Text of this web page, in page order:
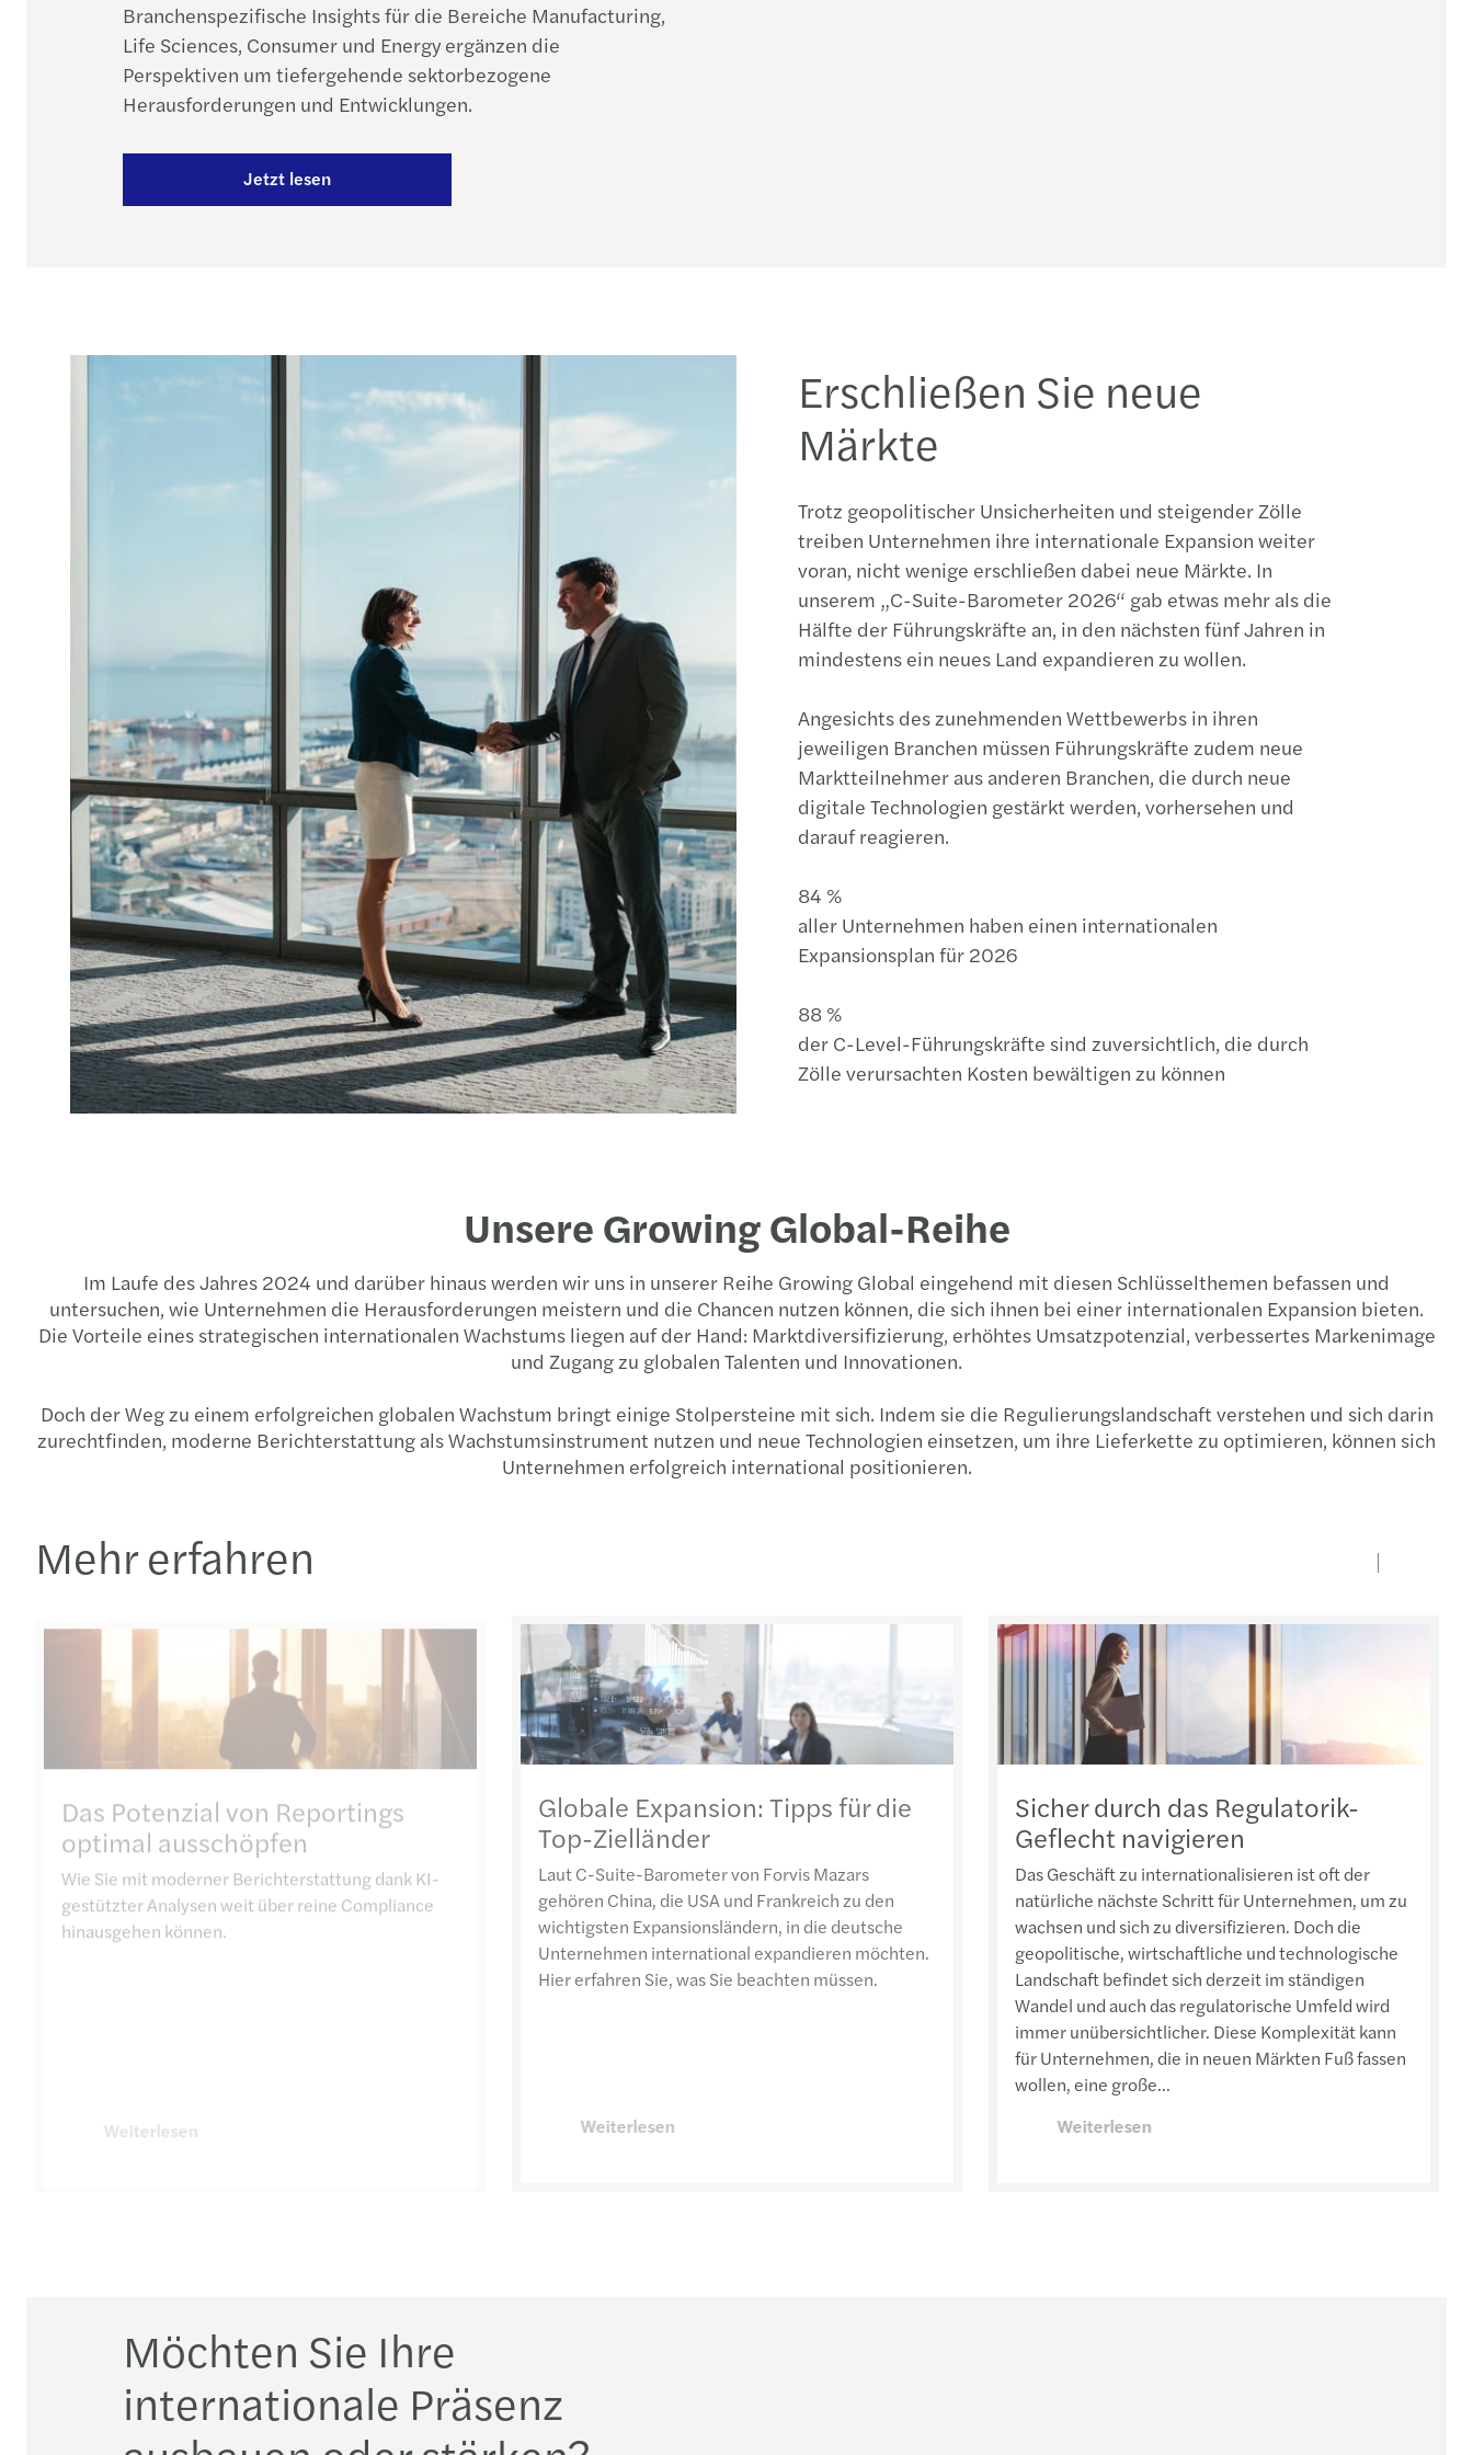
Branchenspezifische Insights für die Bereiche Manufacturing,
Life Sciences, Consumer und Energy ergänzen die
Perspektiven um tiefergehende sektorbezogene
Herausforderungen und Entwicklungen.
Jetzt lesen
Erschließen Sie neue
Märkte
Trotz geopolitischer Unsicherheiten und steigender Zölle
treiben Unternehmen ihre internationale Expansion weiter
voran, nicht wenige erschließen dabei neue Märkte. In
unserem „C-Suite-Barometer 2026“ gab etwas mehr als die
Hälfte der Führungskräfte an, in den nächsten fünf Jahren in
mindestens ein neues Land expandieren zu wollen.
Angesichts des zunehmenden Wettbewerbs in ihren
jeweiligen Branchen müssen Führungskräfte zudem neue
Marktteilnehmer aus anderen Branchen, die durch neue
digitale Technologien gestärkt werden, vorhersehen und
darauf reagieren.
84 %
aller Unternehmen haben einen internationalen
Expansionsplan für 2026
88 %
der C-Level-Führungskräfte sind zuversichtlich, die durch
Zölle verursachten Kosten bewältigen zu können
Unsere Growing Global-Reihe
Im Laufe des Jahres 2024 und darüber hinaus werden wir uns in unserer Reihe Growing Global eingehend mit diesen Schlüsselthemen befassen und
untersuchen, wie Unternehmen die Herausforderungen meistern und die Chancen nutzen können, die sich ihnen bei einer internationalen Expansion bieten.
Die Vorteile eines strategischen internationalen Wachstums liegen auf der Hand: Marktdiversifizierung, erhöhtes Umsatzpotenzial, verbessertes Markenimage
und Zugang zu globalen Talenten und Innovationen.
Doch der Weg zu einem erfolgreichen globalen Wachstum bringt einige Stolpersteine mit sich. Indem sie die Regulierungslandschaft verstehen und sich darin
zurechtfinden, moderne Berichterstattung als Wachstumsinstrument nutzen und neue Technologien einsetzen, um ihre Lieferkette zu optimieren, können sich
Unternehmen erfolgreich international positionieren.
Mehr erfahren
Das Potenzial von Reportings
optimal ausschöpfen
Wie Sie mit moderner Berichterstattung dank KI-
gestützter Analysen weit über reine Compliance
hinausgehen können.
Weiterlesen
Globale Expansion: Tipps für die
Top-Zielländer
Laut C-Suite-Barometer von Forvis Mazars
gehören China, die USA und Frankreich zu den
wichtigsten Expansionsländern, in die deutsche
Unternehmen international expandieren möchten.
Hier erfahren Sie, was Sie beachten müssen.
Weiterlesen
Sicher durch das Regulatorik-
Geflecht navigieren
Das Geschäft zu internationalisieren ist oft der
natürliche nächste Schritt für Unternehmen, um zu
wachsen und sich zu diversifizieren. Doch die
geopolitische, wirtschaftliche und technologische
Landschaft befindet sich derzeit im ständigen
Wandel und auch das regulatorische Umfeld wird
immer unübersichtlicher. Diese Komplexität kann
für Unternehmen, die in neuen Märkten Fuß fassen
wollen, eine große...
Weiterlesen
Möchten Sie Ihre
internationale Präsenz